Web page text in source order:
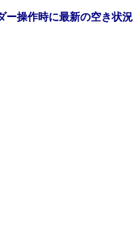
操作時に最新の空き状況